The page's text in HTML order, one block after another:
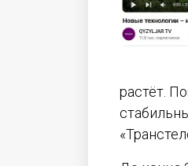
растёт.